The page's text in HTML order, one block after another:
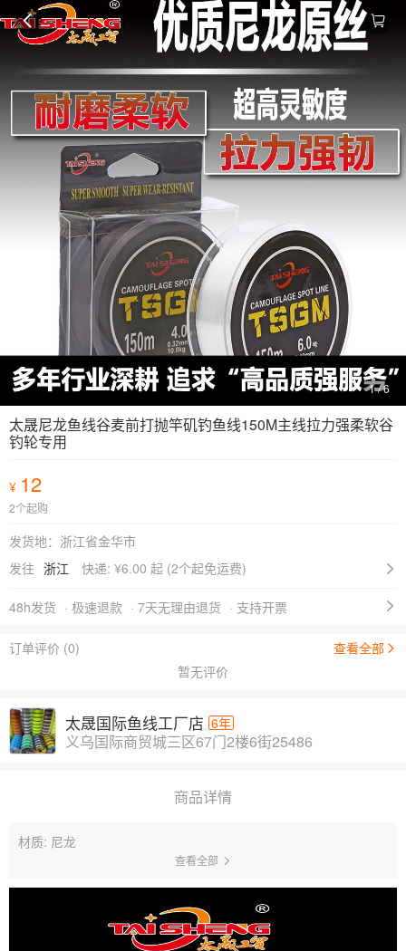
1 / 6
太晟尼龙鱼线谷麦前打抛竿矶钓鱼线150M主线拉力强柔软谷
钓轮专用
¥ 12
2个起购
发货地：浙江省金华市
发往 浙江 快递: ¥6.00 起 (2个起免运费)
48h发货 · 极速退款 · 7天无理由退货 · 支持开票
订单评价 (0)
查看全部
暂无评价
太晟国际鱼线工厂店 6年
义乌国际商贸城三区67门2楼6街25486
商品详情
材质: 尼龙
查看全部